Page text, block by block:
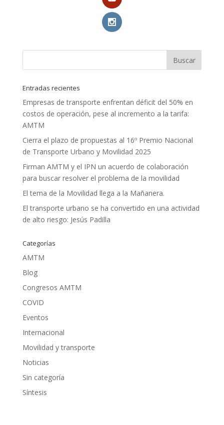
Entradas recientes
Empresas de transporte enfrentan déficit del 50% en
costos de operación, pese al incremento a la tarifa:
AMTM
Cierra el plazo de propuestas al 16º Premio Nacional
de Transporte Urbano y Movilidad 2025
Firman AMTM y el IPN un acuerdo de colaboración
para buscar resolver el problema de la movilidad
El tema de la Movilidad llega a la Mañanera.
El transporte urbano se ha convertido en una actividad
de alto riesgo: Jesús Padilla
Categorías
AMTM
Blog
Congresos AMTM
COVID
Eventos
Internacional
Movilidad y transporte
Noticias
Sin categoría
Síntesis